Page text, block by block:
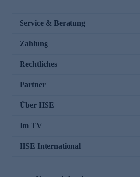
Service & Beratung
Zahlung
Rechtliches
Partner
Über HSE
Im TV
HSE International